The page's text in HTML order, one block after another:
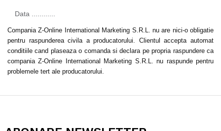
Data ............
Compania Z-Online International Marketing S.R.L. nu are nici-o obligatie
pentru raspunderea civila a producatorului. Clientul accepta automat
conditiile cand plaseaza o comanda si declara pe propria raspundere ca
compania Z-Online International Marketing S.R.L. nu raspunde pentru
problemele tert ale producatorului.